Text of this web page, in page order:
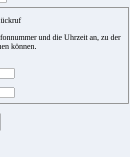
und die Uhrzeit an, zu der
können.